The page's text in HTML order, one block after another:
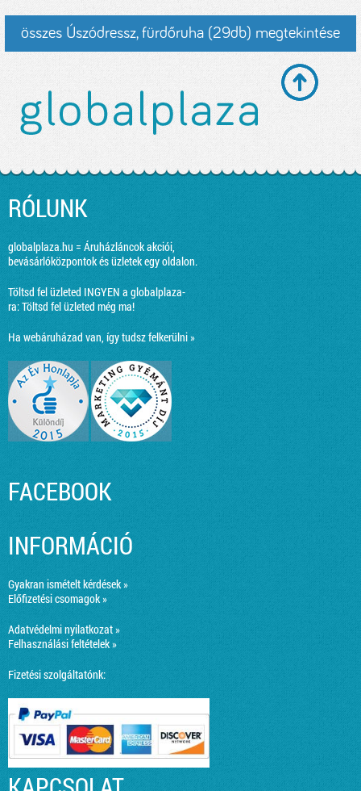
összes Úszódressz, fürdőruha (29db) megtekintése
RÓLUNK
globalplaza.hu = Áruházláncok akciói,
bevásárlóközpontok és üzletek egy oldalon.
Töltsd fel üzleted INGYEN a globalplaza-
ra:Töltsd fel üzleted még ma!
Ha webáruházad van, így tudsz felkerülni »
FACEBOOK
INFORMÁCIÓ
Gyakran ismételt kérdések »
Előfizetési csomagok »
Adatvédelmi nyilatkozat »
Felhasználási feltételek »
Fizetési szolgáltatónk: